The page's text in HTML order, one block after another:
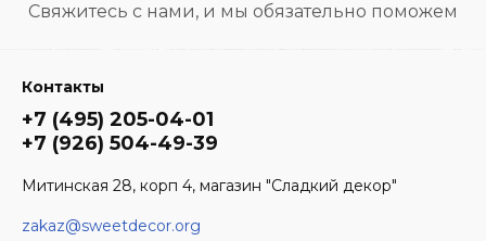
Свяжитесь с нами, и мы обязательно поможем
Контакты
+7 (495) 205-04-01
+7 (926) 504-49-39
Митинская 28, корп 4, магазин "Сладкий декор"
zakaz@sweetdecor.org